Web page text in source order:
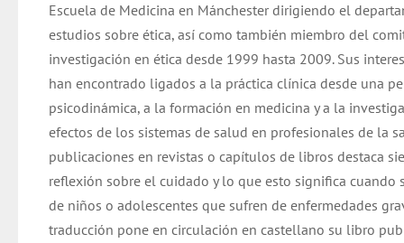
Escuela de Medicina en Mánchester dirigiendo el
estudios sobre ética, así como también miembro del
investigación en ética desde 1999 hasta 2009. Sus
han encontrado ligados a la práctica clínica desde una
psicodinámica, a la formación en medicina y a la
efectos de los sistemas de salud en profesionales de la
publicaciones en revistas o capítulos de libros destaca
reflexión sobre el cuidado y lo que esto significa cuando
de niños o adolescentes que sufren de enfermedades
traducción pone en circulación en castellano su libro